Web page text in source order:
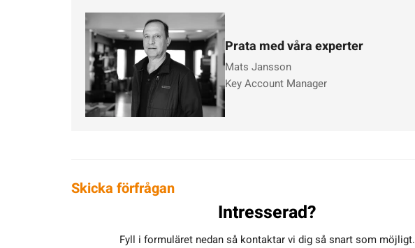
Prata med våra experter
Mats Jansson
Key Account Manager
Skicka förfrågan
Intresserad?
Fyll i formuläret nedan så kontaktar vi dig så snart som möjligt.